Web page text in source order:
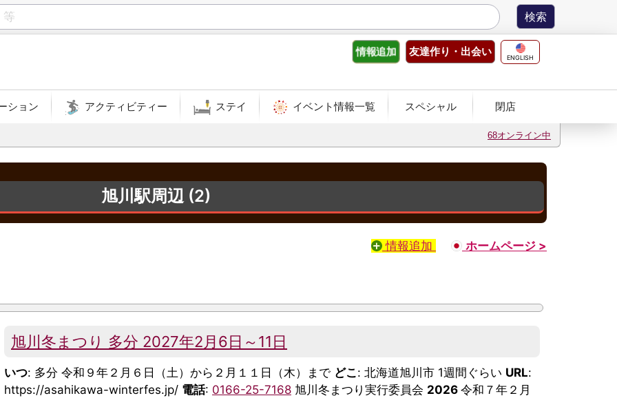
ENGLISH
友達作り ・出会い
情報追加
ション アクティビティー ステイ イベント情報一覧 スペシャル 閉店
68オンライン中
旭川駅周辺 (2)
情報追加 ホームページ >
旭川冬まつり 多分 2027年2月6日～11日
いつ: 多分 令和９年２月６日（土）から２月１１日（木）まで どこ: 北海道旭川市 1週間ぐらい URL:
https://asahikawa-winterfes.jp/ 電話: 0166-25-7168 旭川冬まつり実行委員会 2026 令和７年２月